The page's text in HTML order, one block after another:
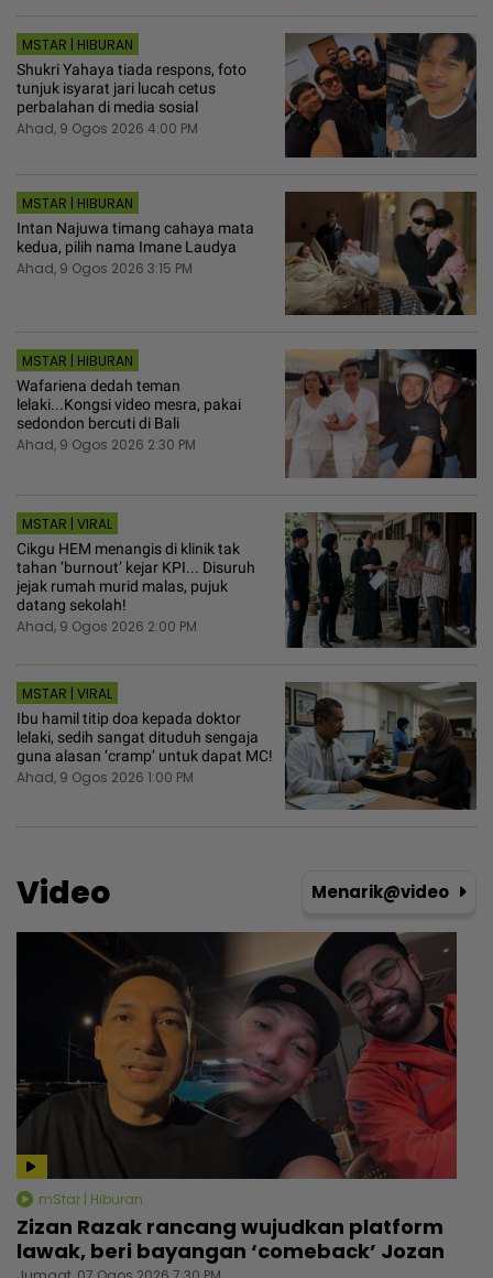
MSTAR | HIBURAN
Shukri Yahaya tiada respons, foto
tunjuk isyarat jari lucah cetus
perbalahan di media sosial
Ahad, 9 Ogos 2026 4:00 PM
MSTAR | HIBURAN
Intan Najuwa timang cahaya mata
kedua, pilih nama Imane Laudya
Ahad, 9 Ogos 2026 3:15 PM
MSTAR | HIBURAN
Wafariena dedah teman
lelaki...Kongsi video mesra, pakai
sedondon bercuti di Bali
Ahad, 9 Ogos 2026 2:30 PM
MSTAR | VIRAL
Cikgu HEM menangis di klinik tak
tahan ‘burnout’ kejar KPI... Disuruh
jejak rumah murid malas, pujuk
datang sekolah!
Ahad, 9 Ogos 2026 2:00 PM
MSTAR | VIRAL
Ibu hamil titip doa kepada doktor
lelaki, sedih sangat dituduh sengaja
guna alasan ‘cramp’ untuk dapat MC!
Ahad, 9 Ogos 2026 1:00 PM
Video Menarik@video
mStar | Hiburan
Zizan Razak rancang wujudkan platform
lawak, beri bayangan ‘comeback’ Jozan